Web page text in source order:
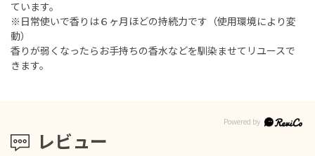
ています。
※日常使いで香りは６ヶ月ほどの持続力です（使用環境により変
動）
香りが弱くなったらお手持ちの香水などを馴染ませてリユースで
きます。
レビュー